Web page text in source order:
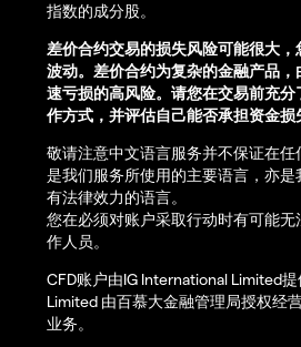
指数的成分股。
差价合约交易的损失风险可能很大
波动。差价合约为复杂的金融产品
速亏损的高风险。请您在交易前充
作方式，并评估自己能否承担资金损
敬请注意中文语言服务并不保证在
是我们服务所使用的主要语言，亦
有法律效力的语言。
您在必须对账户采取行动时有可能
作人员。
CFD账户由IG International Limited
Limited 由百慕大金融管理局授权经
业务。